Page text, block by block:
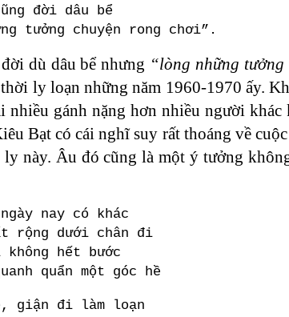
đời dâu bể
tưởng chuyện rong chơi”.
dù dâu bể nhưng “lòng những
ly loạn những năm 1960-1970 ấy.
nhiều gánh nặng hơn nhiều người
Bạt có cái nghĩ suy rất thoáng về
này. Âu đó cũng là một ý tưởng
nay có khác
rộng dưới chân đi
hết bước
quẩn một góc hề
giận đi làm loạn